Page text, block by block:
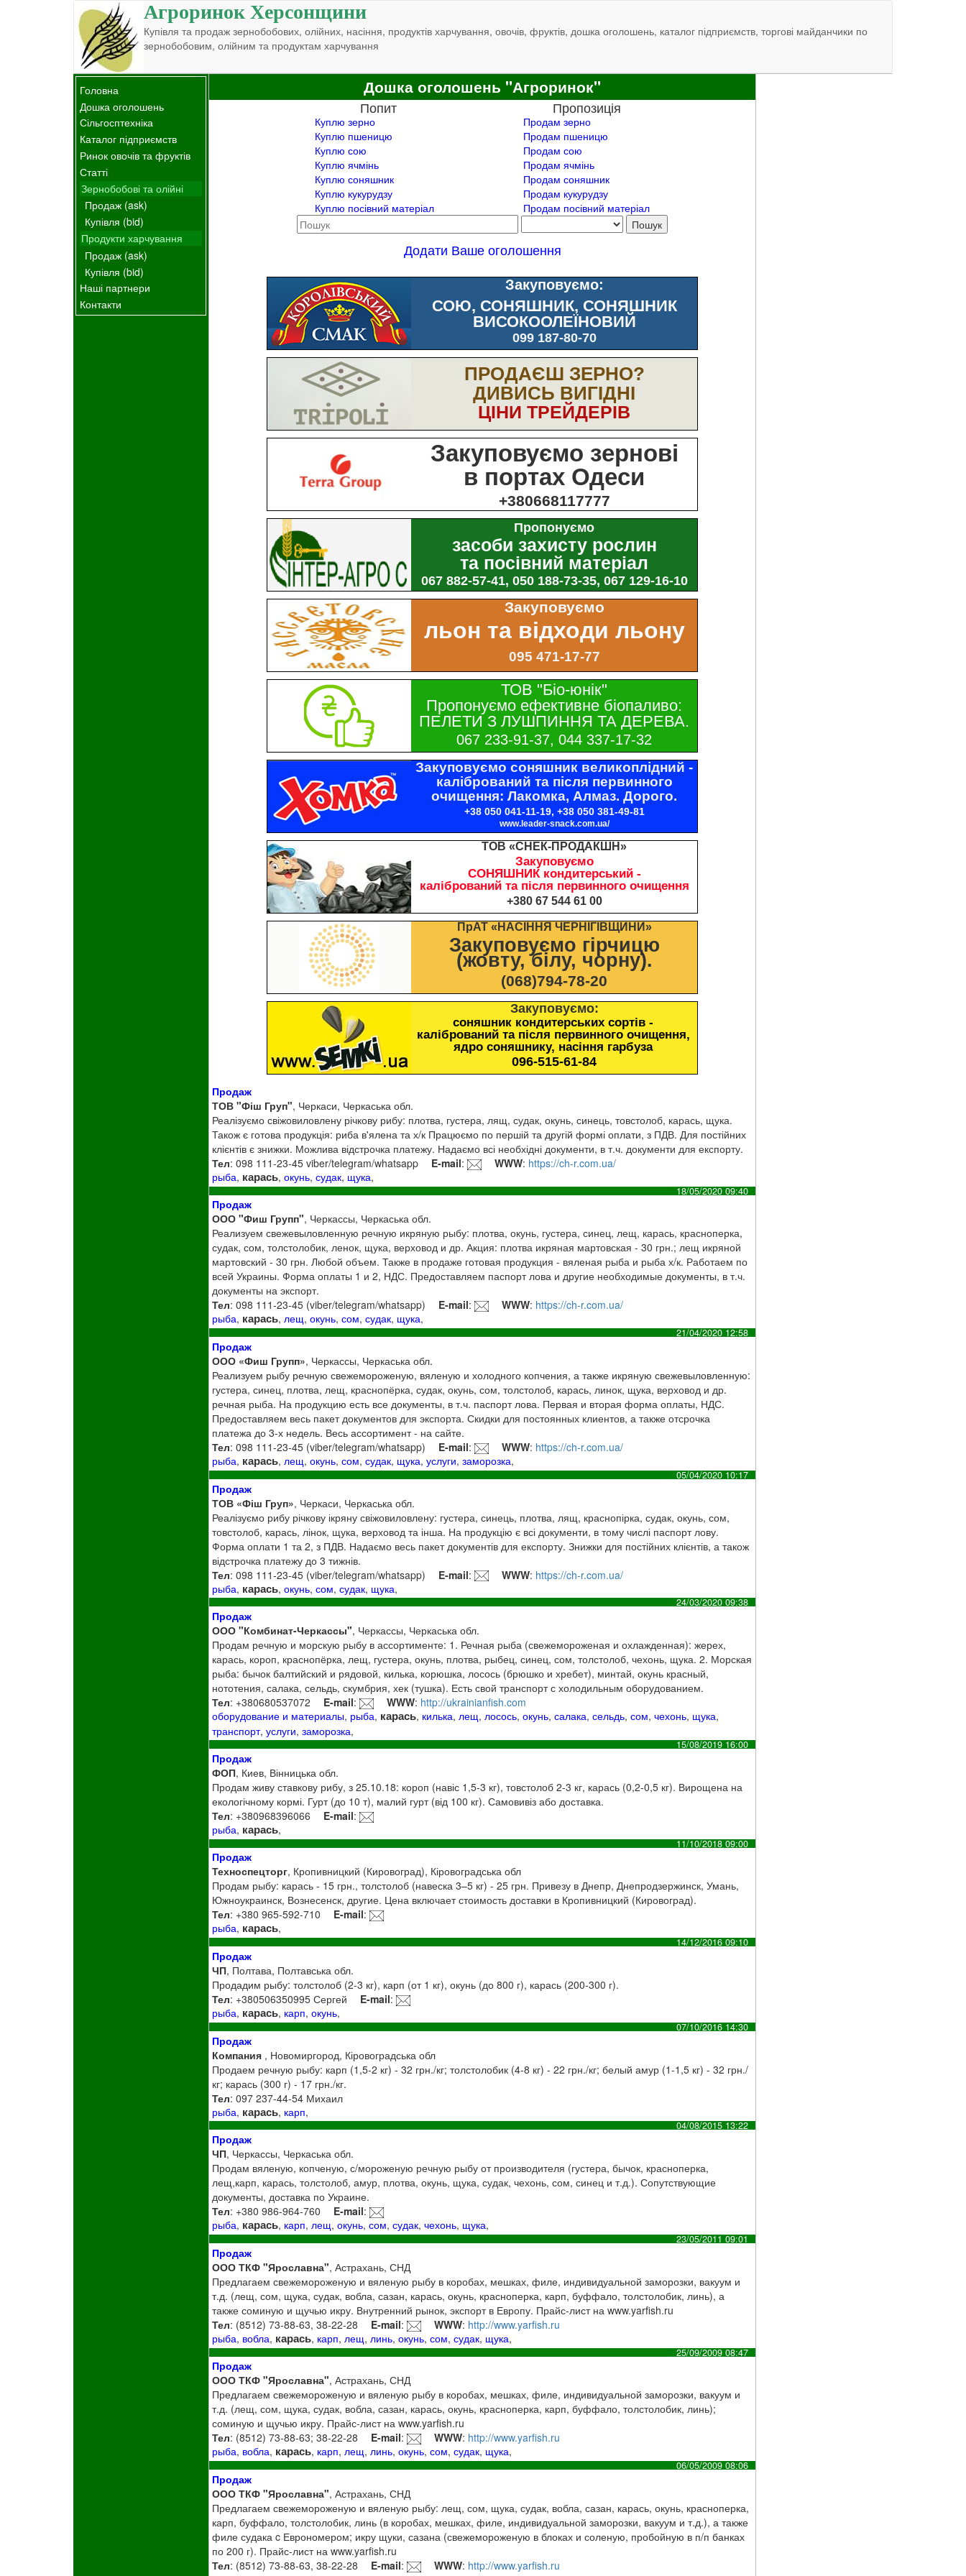
Агроринок Херсонщини
Купівля та продаж зернобобових, олійних, насіння, продуктів харчування, овочів, фруктів, дошка оголошень, каталог підприємств, торгові майданчики по
зернобобовим, олійним та продуктам харчування
Головна
Дошка оголошень
Сільгосптехніка
Каталог підприємств
Ринок овочів та фруктів
Статті
Зернобобові та олійні
Продаж (ask)
Купівля (bid)
Продукти харчування
Продаж (ask)
Купівля (bid)
Наші партнери
Контакти
Дошка оголошень "Агроринок"
Попит
Куплю зерно
Куплю пшеницю
Куплю сою
Куплю ячмінь
Куплю соняшник
Куплю кукурудзу
Куплю посівний матеріал
Пропозиція
Продам зерно
Продам пшеницю
Продам сою
Продам ячмінь
Продам соняшник
Продам кукурудзу
Продам посівний матеріал
Додати Ваше оголошення
Закуповуємо:
СОЮ, СОНЯШНИК, СОНЯШНИК
ВИСОКООЛЕЇНОВИЙ
099 187-80-70
ПРОДАЄШ ЗЕРНО?
ДИВИСЬ ВИГІДНІ
ЦІНИ ТРЕЙДЕРІВ
Закуповуємо зернові
в портах Одеси
+380668117777
Пропонуємо
засоби захисту рослин
та посівний матеріал
067 882-57-41, 050 188-73-35, 067 129-16-10
Закуповуємо
льон та відходи льону
095 471-17-77
ТОВ "Біо-юнік"
Пропонуємо ефективне біопаливо:
ПЕЛЕТИ З ЛУШПИННЯ ТА ДЕРЕВА.
067 233-91-37, 044 337-17-32
Закуповуємо соняшник великоплідний -
калібрований та після первинного
очищення: Лакомка, Алмаз. Дорого.
+38 050 041-11-19, +38 050 381-49-81
www.leader-snack.com.ua/
ТОВ «СНЕК-ПРОДАКШН»
Закуповуємо
СОНЯШНИК кондитерський -
калібрований та після первинного очищення
+380 67 544 61 00
ПрАТ «НАСІННЯ ЧЕРНІГІВЩИНИ»
Закуповуємо гірчицю
(жовту, білу, чорну).
(068)794-78-20
Закуповуємо:
соняшник кондитерських сортів -
калібрований та після первинного очищення,
ядро соняшнику, насіння гарбуза
096-515-61-84
Продаж
ТОВ "Фіш Груп", Черкаси, Черкаська обл.
Реалізуємо свіжовиловлену річкову рибу: плотва, густера, лящ, судак, окунь, синець, товстолоб, карась, щука.
Також є готова продукція: риба в'ялена та х/к Працюємо по першій та другій формі оплати, з ПДВ. Для постійних
клієнтів є знижки. Можлива відстрочка платежу. Надаємо всі необхідні документи, в т.ч. документи для експорту.
Тел: 098 111-23-45 viber/telegram/whatsapp E-mail: WWW: https://ch-r.com.ua/
рыба, карась,окунь,судак, щука,
18/05/2020 09:40
Продаж
ООО "Фиш Групп", Черкассы, Черкаська обл.
Реализуем свежевыловленную речную икряную рыбу: плотва, окунь, густера, синец, лещ, карась, красноперка,
судак, сом, толстолобик, ленок, щука, верховод и др. Акция: плотва икряная мартовская - 30 грн.; лещ икряной
мартовский - 30 грн. Любой объем. Также в продаже готовая продукция - вяленая рыба и рыба х/к. Работаем по
всей Украины. Форма оплаты 1 и 2, НДС. Предоставляем паспорт лова и другие необходимые документы, в т.ч.
документы на экспорт.
Тел: 098 111-23-45 (viber/telegram/whatsapp) E-mail: WWW: https://ch-r.com.ua/
рыба, карась,лещ,окунь,сом,судак, щука,
21/04/2020 12:58
Продаж
ООО «Фиш Групп», Черкассы, Черкаська обл.
Реализуем рыбу речную свежемороженую, вяленую и холодного копчения, а также икряную свежевыловленную:
густера, синец, плотва, лещ, краснопёрка, судак, окунь, сом, толстолоб, карась, линок, щука, верховод и др.
речная рыба. На продукцию есть все документы, в т.ч. паспорт лова. Первая и вторая форма оплаты, НДС.
Предоставляем весь пакет документов для экспорта. Скидки для постоянных клиентов, а также отсрочка
платежа до 3-х недель. Весь ассортимент - на сайте.
Тел: 098 111-23-45 (viber/telegram/whatsapp) E-mail: WWW: https://ch-r.com.ua/
рыба, карась,лещ,окунь,сом,судак, щука,услуги,заморозка,
05/04/2020 10:17
Продаж
ТОВ «Фіш Груп», Черкаси, Черкаська обл.
Реалізуємо рибу річкову ікряну свіжовиловлену: густера, синець, плотва, лящ, краснопірка, судак, окунь, сом,
товстолоб, карась, лінок, щука, верховод та інша. На продукцію є всі документи, в тому числі паспорт лову.
Форма оплати 1 та 2, з ПДВ. Надаємо весь пакет документів для експорту. Знижки для постійних клієнтів, а також
відстрочка платежу до 3 тижнів.
Тел: 098 111-23-45 (viber/telegram/whatsapp) E-mail: WWW: https://ch-r.com.ua/
рыба, карась,окунь,сом,судак, щука,
24/03/2020 09:38
Продаж
ООО "Комбинат-Черкассы", Черкассы, Черкаська обл.
Продам речную и морскую рыбу в ассортименте: 1. Речная рыба (свежемороженая и охлажденная): жерех,
карась, короп, краснопёрка, лещ, густера, окунь, плотва, рыбец, синец, сом, толстолоб, чехонь, щука. 2. Морская
рыба: бычок балтийский и рядовой, килька, корюшка, лосось (брюшко и хребет), минтай, окунь красный,
нототения, салака, сельдь, скумбрия, хек (тушка). Есть свой транспорт с холодильным оборудованием.
Тел: +380680537072 E-mail: WWW: http://ukrainianfish.com
оборудование и материалы, рыба, карась, килька,лещ,лосось,окунь,салака,сельдь,сом,чехонь, щука,
транспорт,услуги,заморозка,
15/08/2019 16:00
Продаж
ФОП, Киев, Вінницька обл.
Продам живу ставкову рибу, з 25.10.18: короп (навіс 1,5-3 кг), товстолоб 2-3 кг, карась (0,2-0,5 кг). Вирощена на
екологічному кормі. Гурт (до 10 т), малий гурт (від 100 кг). Самовивіз або доставка.
Тел: +380968396066 E-mail:
рыба, карась,
11/10/2018 09:00
Продаж
Техноспецторг, Кропивницкий (Кировоград), Кіровоградська обл
Продам рыбу: карась - 15 грн., толстолоб (навеска 3–5 кг) - 25 грн. Привезу в Днепр, Днепродзержинск, Умань,
Южноукраинск, Вознесенск, другие. Цена включает стоимость доставки в Кропивницкий (Кировоград).
Тел: +380 965-592-710 E-mail:
рыба, карась,
14/12/2016 09:10
Продаж
ЧП, Полтава, Полтавська обл.
Продадим рыбу: толстолоб (2-3 кг), карп (от 1 кг), окунь (до 800 г), карась (200-300 г).
Тел: +380506350995 Сергей E-mail:
рыба, карась, карп,окунь,
07/10/2016 14:30
Продаж
Компания , Новомиргород, Кіровоградська обл
Продаем речную рыбу: карп (1,5-2 кг) - 32 грн./кг; толстолобик (4-8 кг) - 22 грн./кг; белый амур (1-1,5 кг) - 32 грн./
кг; карась (300 г) - 17 грн./кг.
Тел: 097 237-44-54 Михаил
рыба, карась, карп,
04/08/2015 13:22
Продаж
ЧП, Черкассы, Черкаська обл.
Продам вяленую, копченую, с/мороженую речную рыбу от производителя (густера, бычок, красноперка,
лещ,карп, карась, толстолоб, амур, плотва, окунь, щука, судак, чехонь, сом, синец и т.д.). Сопутствующие
документы, доставка по Украине.
Тел: +380 986-964-760 E-mail:
рыба, карась, карп,лещ,окунь,сом,судак,чехонь, щука,
23/05/2011 09:01
Продаж
ООО ТКФ "Ярославна", Астрахань, СНД
Предлагаем свежемороженую и вяленую рыбу в коробах, мешках, филе, индивидуальной заморозки, вакуум и
т.д. (лещ, сом, щука, судак, вобла, сазан, карась, окунь, красноперка, карп, буффало, толстолобик, линь), а
также соминую и щучью икру. Внутренний рынок, экспорт в Европу. Прайс-лист на www.yarfish.ru
Тел: (8512) 73-88-63, 38-22-28 E-mail: WWW: http://www.yarfish.ru
рыба, вобла, карась, карп, лещ, линь,окунь,сом,судак, щука,
25/09/2009 08:47
Продаж
ООО ТКФ "Ярославна", Астрахань, СНД
Предлагаем свежемороженую и вяленую рыбу в коробах, мешках, филе, индивидуальной заморозки, вакуум и
т.д. (лещ, сом, щука, судак, вобла, сазан, карась, окунь, красноперка, карп, буффало, толстолобик, линь);
соминую и щучью икру. Прайс-лист на www.yarfish.ru
Тел: (8512) 73-88-63; 38-22-28 E-mail: WWW: http://www.yarfish.ru
рыба, вобла, карась, карп,лещ,линь,окунь,сом,судак, щука,
06/05/2009 08:06
Продаж
ООО ТКФ "Ярославна", Астрахань, СНД
Предлагаем свежемороженую и вяленую рыбу: лещ, сом, щука, судак, вобла, сазан, карась, окунь, красноперка,
карп, буффало, толстолобик, линь (в коробах, мешках, филе, индивидуальной заморозки, вакуум и т.д.), а также
филе судака c Еврономером; икру щуки, сазана (свежемороженую в блоках и соленую, пробойную в п/п банках
по 200 г). Прайс-лист на www.yarfish.ru
Тел: (8512) 73-88-63, 38-22-28 E-mail: WWW: http://www.yarfish.ru